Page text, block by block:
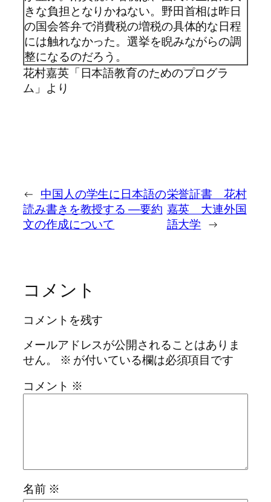
きな負担となりかねない。野田首相は昨日
の国会答弁で消費税の増税の具体的な日程
には触れなかった。選挙を睨みながらの調
整になるのだろう。
花村嘉英「日本語教育のためのプログラ
ム」より
← 中国人の学生に日本語の
読み書きを教授する ―要約
文の作成について
栄誉証書 花村
嘉英 大連外国
語大学 →
コメント
コメントを残す
メールアドレスが公開されることはありま
せん。
※ が付いている欄は必須項目です
コメント ※
名前 ※